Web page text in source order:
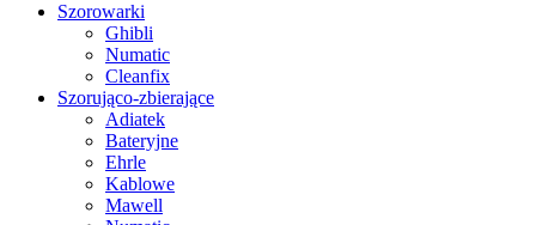
Szorowarki
Ghibli
Numatic
Cleanfix
Szorująco-zbierające
Adiatek
Bateryjne
Ehrle
Kablowe
Mawell